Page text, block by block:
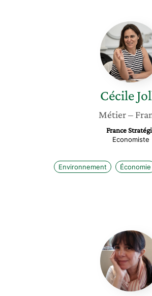
Cécile
Jolly
Cécile
Métier–
France
Economiste
Environnement Économie
Sehili